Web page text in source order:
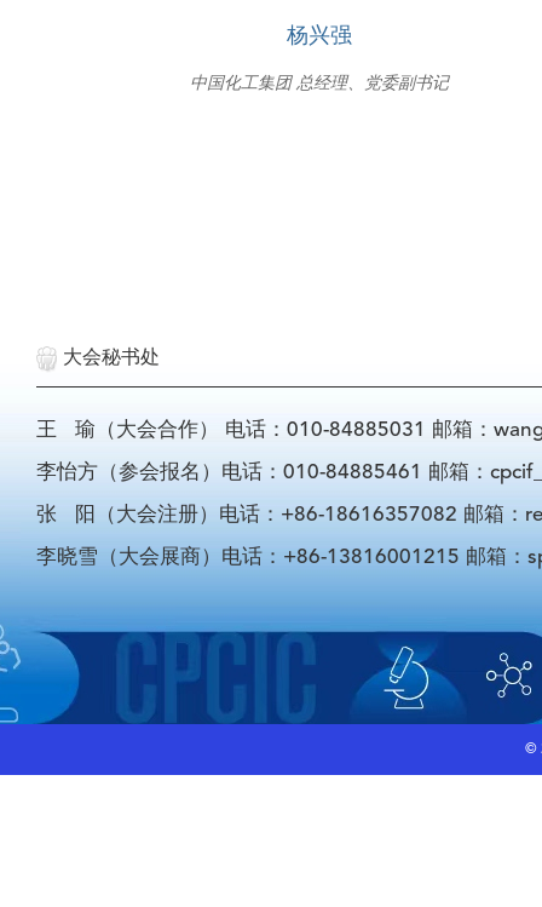
杨兴强
中国化工集团 总经理、党委副书记
大会秘书处
王 瑜（大会合作） 电话：010-84885031 邮箱：
李怡方（参会报名）电话：010-84885461 邮箱：
张 阳（大会注册）电话：+86-18616357082 邮箱：
李晓雪（大会展商）电话：+86-13816001215 邮箱：
©